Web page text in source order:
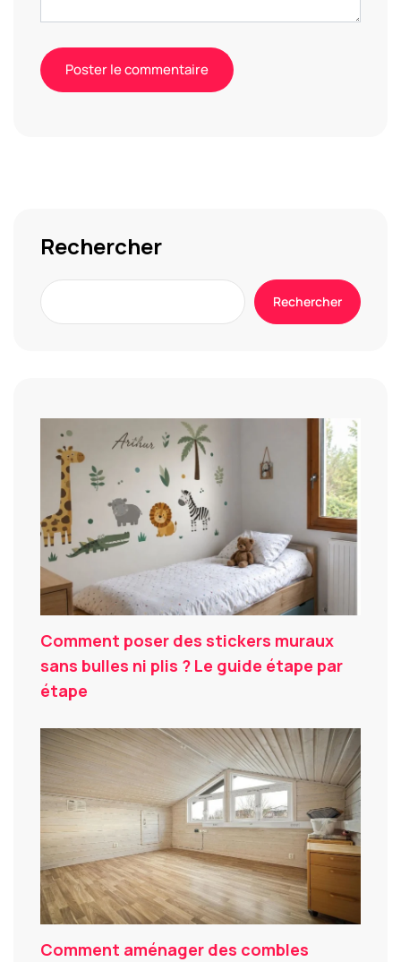
Rechercher
Rechercher
Comment poser des stickers muraux
sans bulles ni plis ? Le guide étape par
étape
Comment aménager des combles